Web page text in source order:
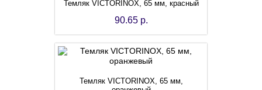
Темляк VICTORINOX, 65 мм, красный
90.65 р.
Темляк VICTORINOX, 65 мм,